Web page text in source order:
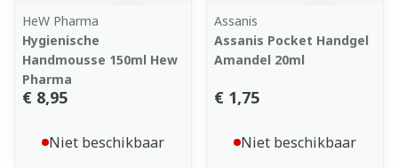
HeW Pharma
Hygienische
Handmousse 150ml Hew
Pharma
€ 8,95
Niet beschikbaar
Assanis
Assanis Pocket Handgel
Amandel 20ml
€ 1,75
Niet beschikbaar